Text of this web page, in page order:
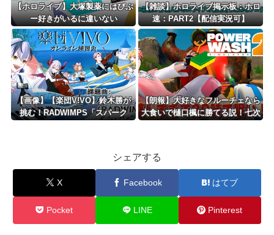
【ホロライブ】大塚製薬にはびぶ
ー好きがいるに違いない
【雑談】ホロライブ掲示板：ホロ
速：PART2【配信実況可】
【画像】【楽団V!VO】鈴木勝が
挑む！RADWIMPS「スパーク
【朗報】大好きなフルーチェなら
大食いで樋口楓に勝てる説！七次
シェアする
X Facebook はてブ
Pocket LINE Pinterest